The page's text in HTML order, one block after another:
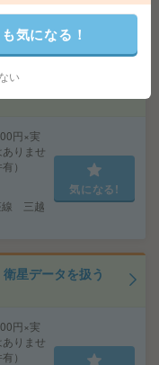
16時！衛星データ
円×実
りませ
）
三越
気になる!
星データを扱う
円×実
りませ
）
気になる！
い